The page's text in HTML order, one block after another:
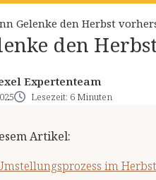
Gelenke den Herbst
den
Expertenteam
Lesezeit: 6 Minuten
Artikel:
im Herbst
durch alle Jahreszeiten